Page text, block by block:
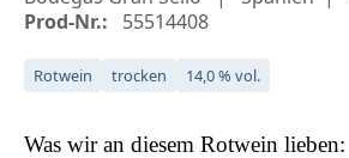
Prod-Nr.:
55514408
Rotwein trocken 14,0 % vol.
Was wir an diesem Rotwein lieben: